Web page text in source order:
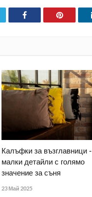
Facebook Pinterest
Калъфки за възглавници -
малки детайли с голямо
значение за съня
23 Май 2025